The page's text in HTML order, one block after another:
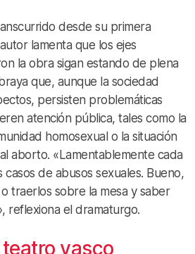
desde su primera
lamenta que los ejes
la obra sigan estando de plena
que, aunque la sociedad
persisten problemáticas
atención pública, tales como la
homosexual o la situación
aborto. «Lamentablemente cada
de abusos sexuales. Bueno,
traerlos sobre la mesa y saber
reflexiona el dramaturgo.
vasco